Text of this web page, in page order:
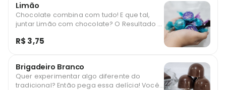
Limão
Chocolate combina com tudo! E que tal,
juntar Limão com chocolate? O Resultado é
casquinha de chocolate com delicioso
R$ 3,75
Brigadeiro Branco
Quer experimentar algo diferente do
tradicional? Então pega essa delícia! Você